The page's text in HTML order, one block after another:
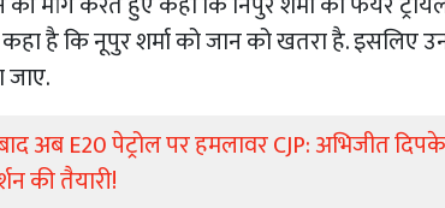
है कि नूपुर शर्मा को जान को खतरा है. इसलिए
जाए.
अब E20 पेट्रोल पर हमलावर CJP: अभिजीत
की तैयारी!